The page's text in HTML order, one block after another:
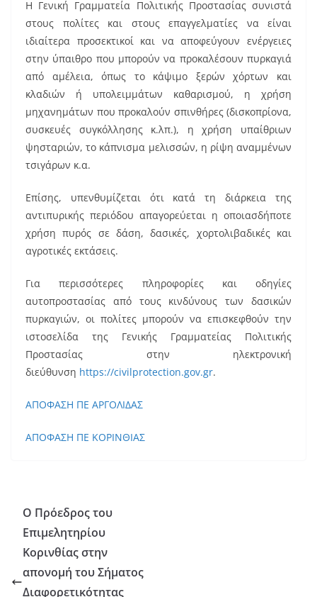
k
Η Γενική Γραμματεία Πολιτικής Προστασίας συνιστά
στους πολίτες και στους επαγγελματίες να είναι
ιδιαίτερα προσεκτικοί και να αποφεύγουν ενέργειες
στην ύπαιθρο που μπορούν να προκαλέσουν πυρκαγιά
από αμέλεια, όπως το κάψιμο ξερών χόρτων και
κλαδιών ή υπολειμμάτων καθαρισμού, η χρήση
μηχανημάτων που προκαλούν σπινθήρες (δισκοπρίονα,
συσκευές συγκόλλησης κ.λπ.), η χρήση υπαίθριων
ψησταριών, το κάπνισμα μελισσών, η ρίψη αναμμένων
τσιγάρων κ.α.
Επίσης, υπενθυμίζεται ότι κατά τη διάρκεια της
αντιπυρικής περιόδου απαγορεύεται η οποιασδήποτε
χρήση πυρός σε δάση, δασικές, χορτολιβαδικές και
αγροτικές εκτάσεις.
Για περισσότερες πληροφορίες και οδηγίες
αυτοπροστασίας από τους κινδύνους των δασικών
πυρκαγιών, οι πολίτες μπορούν να επισκεφθούν την
ιστοσελίδα της Γενικής Γραμματείας Πολιτικής
Προστασίας στην ηλεκτρονική
διεύθυνση https://civilprotection.gov.gr.
ΑΠΟΦΑΣΗ ΠΕ ΑΡΓΟΛΙΔΑΣ
ΑΠΟΦΑΣΗ ΠΕ ΚΟΡΙΝΘΙΑΣ
Ο Πρόεδρος του
Επιμελητηρίου
Κορινθίας στην
απονομή του Σήματος
Διαφορετικότητας